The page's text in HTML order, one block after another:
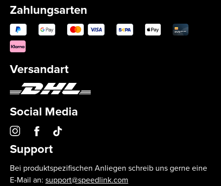
Zahlungsarten
Versandart
Social Media
Support
Bei produktspezifischen Anliegen schreib uns gerne eine
E-Mail an: support@speedlink.com